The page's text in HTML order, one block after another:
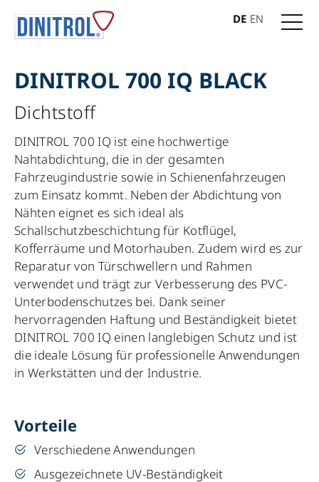
DE EN
DINITROL 700 IQ BLACK
Dichtstoff
DINITROL 700 IQ ist eine hochwertige
Nahtabdichtung, die in der gesamten
Fahrzeugindustrie sowie in Schienenfahrzeugen
zum Einsatz kommt. Neben der Abdichtung von
Nähten eignet es sich ideal als
Schallschutzbeschichtung für Kotflügel,
Kofferräume und Motorhauben. Zudem wird es zur
Reparatur von Türschwellern und Rahmen
verwendet und trägt zur Verbesserung des PVC-
Unterbodenschutzes bei. Dank seiner
hervorragenden Haftung und Beständigkeit bietet
DINITROL 700 IQ einen langlebigen Schutz und ist
die ideale Lösung für professionelle Anwendungen
in Werkstätten und der Industrie.
Vorteile
Verschiedene Anwendungen
Ausgezeichnete UV-Beständigkeit